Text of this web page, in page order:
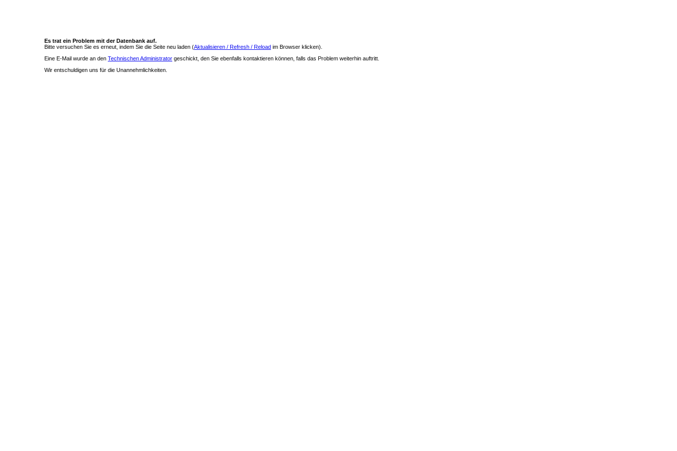
Es trat ein Problem mit der Datenbank auf.
Bitte versuchen Sie es erneut, indem Sie die Seite neu laden (Aktualisieren / Refresh / Reload im Browser klicken).
Eine E-Mail wurde an den Technischen Administrator geschickt, den Sie ebenfalls kontaktieren können, falls das Problem weiterhin auftritt.
Wir entschuldigen uns für die Unannehmlichkeiten.